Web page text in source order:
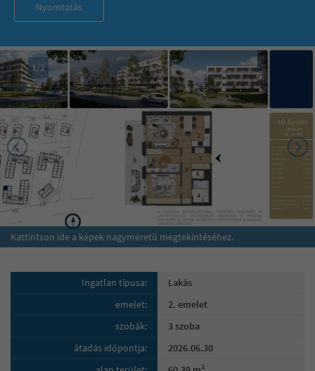
Nyomtatás
1/2
Kattintson ide a képek nagyméretű megtekintéséhez.
Ingatlan típusa:
Lakás
emelet:
2. emelet
szobák:
3 szoba
átadás időpontja:
2026.06.30